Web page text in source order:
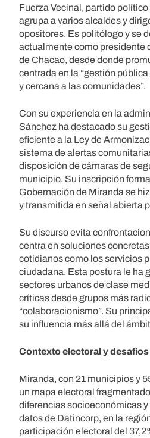
Fuerza Vecinal, partido
agrupa a varios alcaldes y
opositores. Es politólogo y se
actualmente como presidente
de Chacao, desde donde
centrada en la “gestión
y cercana a las comunidades”.
Con su experiencia en la
Sánchez ha destacado su
eficiente a la Ley de
sistema de alertas
disposición de cámaras de
municipio. Su inscripción
Gobernación de Miranda se
y transmitida en señal abierta
Su discurso evita
centra en soluciones
cotidianos como los servicios
ciudadana. Esta postura le ha
sectores urbanos de clase
críticas desde grupos más
“colaboracionismo”. Su
su influencia más allá del
Contexto electoral y desafíos
Miranda, con 21 municipios y
un mapa electoral
diferencias socioeconómicas
datos de Datincorp, en la
participación electoral del